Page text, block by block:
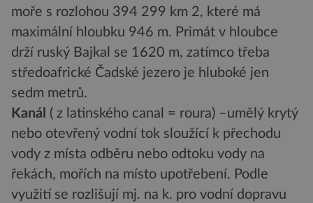
moře s rozlohou 394 299 km 2, které má
maximální hloubku 946 m. Primát v hloubce
drží ruský Bajkal se 1620 m, zatímco třeba
středoafrické Čadské jezero je hluboké jen
sedm metrů.
Kanál ( z latinského canal = roura) –umělý krytý
nebo otevřený vodní tok sloužící k přechodu
vody z místa odběru nebo odtoku vody na
řekách, mořích na místo upotřebení. Podle
využití se rozlišují mj. na k. pro vodní dopravu